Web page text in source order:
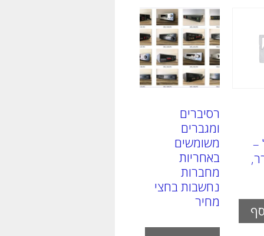
–
רסיברים
ומגברים
משומשים
באחריות
מחברות
נחשבות בחצי
מחיר